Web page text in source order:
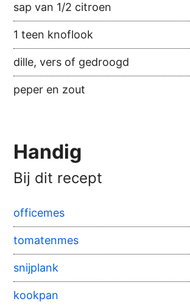
sap van 1/2 citroen
1 teen knoflook
dille, vers of gedroogd
peper en zout
Handig
Bij dit recept
officemes
tomatenmes
snijplank
kookpan